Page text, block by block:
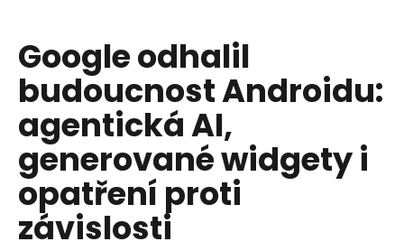
Google odhalil
budoucnost Androidu:
agentická AI,
generované widgety i
opatření proti
závislosti